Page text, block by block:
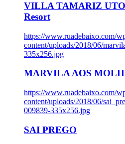
VILLA TAMARIZ
Resort
https://www.ruadebaixo.com/
content/uploads/2018/06/
335x256.jpg
MARVILA AOS
https://www.ruadebaixo.com/
content/uploads/2018/06/
009839-335x256.jpg
SAI PREGO